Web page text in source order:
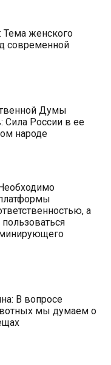
Тема женского
современной
Думы
Сила России в ее
народе
а
В вопросе
мы думаем о